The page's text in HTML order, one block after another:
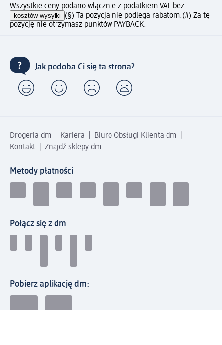
Wszystkie ceny podano włącznie z podatkiem VAT bez
kosztów wysyłki (§) Ta pozycja nie podlega rabatom.(#) Za tę
pozycję nie otrzymasz punktów PAYBACK.
Jak podoba Ci się ta strona?
Drogeria dm Kariera
Biuro Obsługi Klienta dm
Kontakt
Znajdź sklepy dm
Metody płatności
Połącz się z dm
Pobierz aplikację dm: